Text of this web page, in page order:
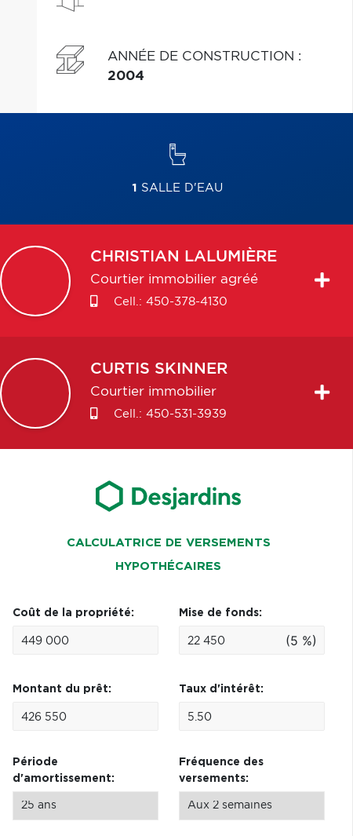
ANNÉE DE CONSTRUCTION :
2004
1 SALLE D'EAU
CHRISTIAN LALUMIÈRE
Courtier immobilier agréé
Cell.: 450-378-4130
CURTIS SKINNER
Courtier immobilier
Cell.: 450-531-3939
CALCULATRICE DE VERSEMENTS
HYPOTHÉCAIRES
Coût de la propriété: Mise de fonds:
(5 %)
Montant du prêt: Taux d'intérêt:
Période
d'amortissement:
Fréquence des
versements: